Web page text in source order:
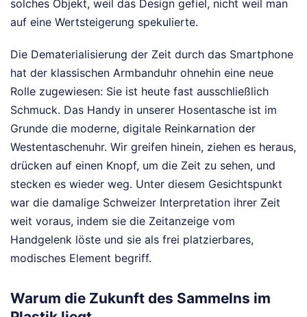
solches Objekt, weil das Design gefiel, nicht weil man
auf eine Wertsteigerung spekulierte.
Die Dematerialisierung der Zeit durch das Smartphone
hat der klassischen Armbanduhr ohnehin eine neue
Rolle zugewiesen: Sie ist heute fast ausschließlich
Schmuck. Das Handy in unserer Hosentasche ist im
Grunde die moderne, digitale Reinkarnation der
Westentaschenuhr. Wir greifen hinein, ziehen es heraus,
drücken auf einen Knopf, um die Zeit zu sehen, und
stecken es wieder weg. Unter diesem Gesichtspunkt
war die damalige Schweizer Interpretation ihrer Zeit
weit voraus, indem sie die Zeitanzeige vom
Handgelenk löste und sie als frei platzierbares,
modisches Element begriff.
Warum die Zukunft des Sammelns im